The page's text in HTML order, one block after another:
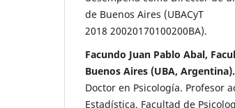
de Buenos Aires (UBACyT
2018 20020170100200BA).
Facundo Juan Pablo Abal,
Buenos Aires (UBA, Argentina).
Doctor en Psicología. Profesor
Estadística, Facultad de